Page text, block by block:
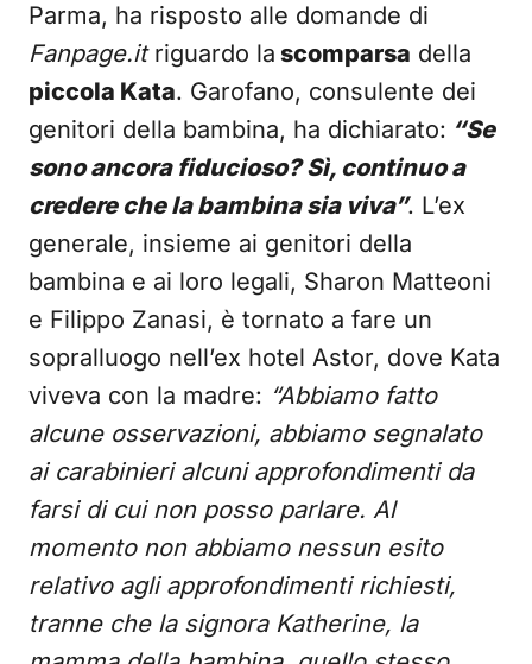
Parma, ha risposto alle domande di
Fanpage.it riguardo la scomparsa della
piccola Kata. Garofano, consulente dei
genitori della bambina, ha dichiarato: “Se
sono ancora fiducioso? Sì, continuo a
credere che la bambina sia viva”. L’ex
generale, insieme ai genitori della
bambina e ai loro legali, Sharon Matteoni
e Filippo Zanasi, è tornato a fare un
sopralluogo nell’ex hotel Astor, dove Kata
viveva con la madre: “Abbiamo fatto
alcune osservazioni, abbiamo segnalato
ai carabinieri alcuni approfondimenti da
farsi di cui non posso parlare. Al
momento non abbiamo nessun esito
relativo agli approfondimenti richiesti,
tranne che la signora Katherine, la